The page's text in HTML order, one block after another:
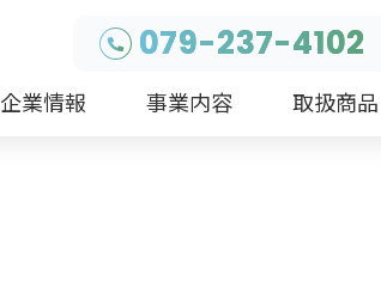
079-237-4102
企業情報 事業内容 取扱商品